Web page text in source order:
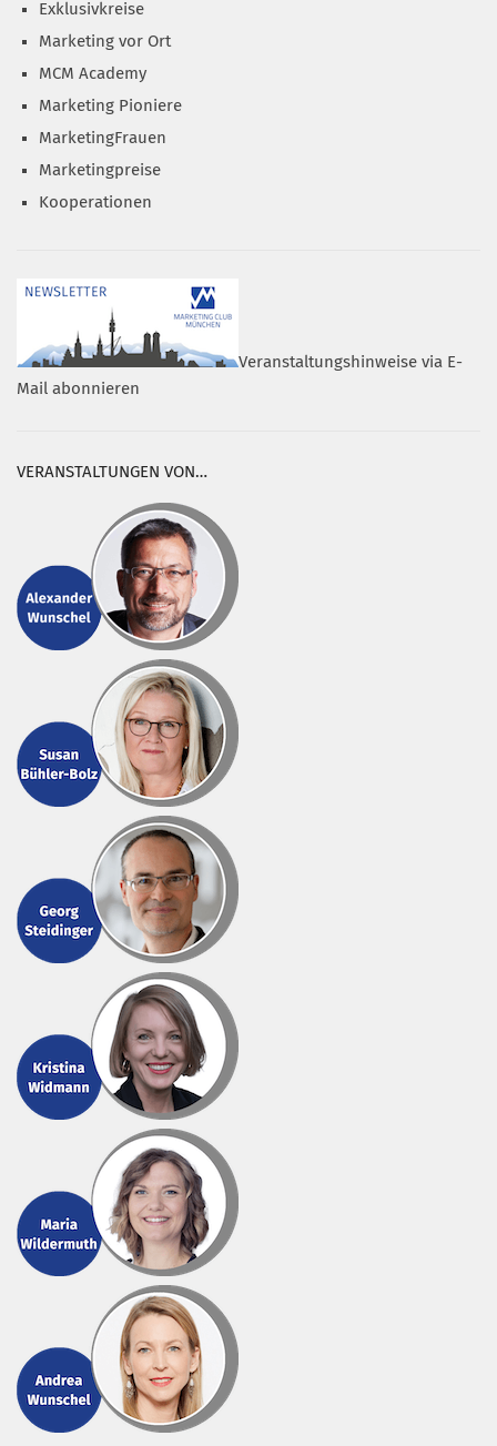
Exklusivkreise
Marketing vor Ort
MCM Academy
Marketing Pioniere
MarketingFrauen
Marketingpreise
Kooperationen
Veranstaltungshinweise via E-
Mail abonnieren
VERANSTALTUNGEN VON…